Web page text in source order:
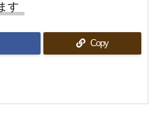
す
Copy